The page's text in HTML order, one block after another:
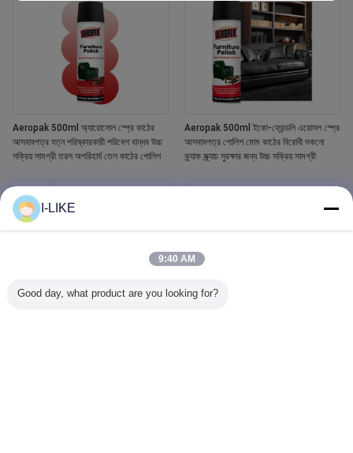
Aeropak 500ml অ্যারোসোল স্প্রে কাঠের
আসবাবপত্র যত্ন পরিষ্কারকারী পরিবেশ বান্ধব উচ্চ
সক্রিয় সামগ্রী তরল অপরিহার্য তেল কাঠের পোলিশ
Aeropak 500ml ইকো-ফ্রেন্ডলি এরোসল স্প্রে
আসবাবপত্র পোলিশ মোম কাঠের বিরোধী শুকনো
ক্র্যাক স্ক্র্যাচ সুরক্ষার জন্য উচ্চ সক্রিয় সামগ্রী
I-LIKE
9:40 AM
Good day, what product are you looking for?